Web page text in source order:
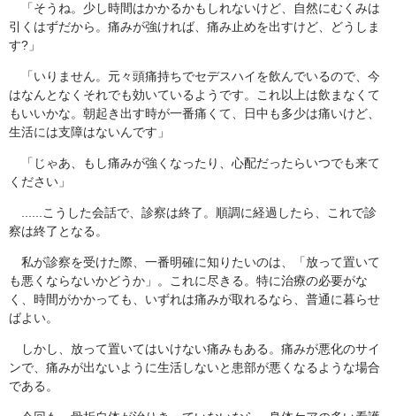
「そうね。少し時間はかかるかもしれないけど、自然にむくみは
引くはずだから。痛みが強ければ、痛み止めを出すけど、どうしま
す?」
「いりません。元々頭痛持ちでセデスハイを飲んでいるので、今
はなんとなくそれでも効いているようです。これ以上は飲まなくて
もいいかな。朝起き出す時が一番痛くて、日中も多少は痛いけど、
生活には支障はないんです」
「じゃあ、もし痛みが強くなったり、心配だったらいつでも来て
ください」
......こうした会話で、診察は終了。順調に経過したら、これで診
察は終了となる。
私が診察を受けた際、一番明確に知りたいのは、「放って置いて
も悪くならないかどうか」。これに尽きる。特に治療の必要がな
く、時間がかかっても、いずれは痛みが取れるなら、普通に暮らせ
ばよい。
しかし、放って置いてはいけない痛みもある。痛みが悪化のサイ
ンで、痛みが出ないように生活しないと患部が悪くなるような場合
である。